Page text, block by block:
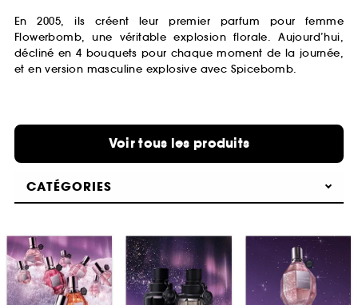
En 2005, ils créent leur premier parfum pour femme
Flowerbomb, une véritable explosion florale. Aujourd’hui,
décliné en 4 bouquets pour chaque moment de la journée,
et en version masculine explosive avec Spicebomb.
Voir tous les produits
CATÉGORIES